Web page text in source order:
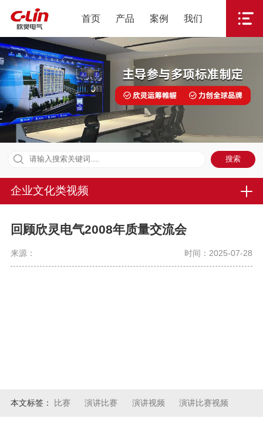
首页 产品 案例 我们
企业文化类视频
回顾欣灵电气2008年质量交流会
来源： 时间：2025-07-28
本文标签： 比赛 演讲比赛 演讲视频 演讲比赛视频